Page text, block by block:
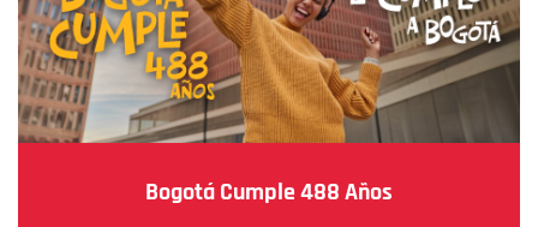
Bogotá Cumple 488 Años